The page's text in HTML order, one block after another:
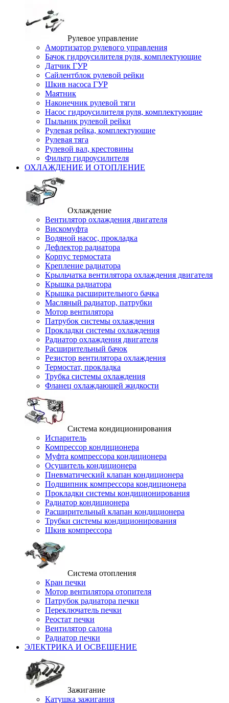
Рулевое управление
Амортизатор рулевого управления
Бачок гидроусилителя руля, комплектующие
Датчик ГУР
Сайлентблок рулевой рейки
Шкив насоса ГУР
Маятник
Наконечник рулевой тяги
Насос гидроусилителя руля, комплектующие
Пыльник рулевой рейки
Рулевая рейка, комплектующие
Рулевая тяга
Рулевой вал, крестовины
Фильтр гидроусилителя
ОХЛАЖДЕНИЕ И ОТОПЛЕНИЕ
Охлаждение
Вентилятор охлаждения двигателя
Вискомуфта
Водяной насос, прокладка
Дефлектор радиатора
Корпус термостата
Крепление радиатора
Крыльчатка вентилятора охлаждения двигателя
Крышка радиатора
Крышка расширительного бачка
Масляный радиатор, патрубки
Мотор вентилятора
Патрубок системы охлаждения
Прокладки системы охлаждения
Радиатор охлаждения двигателя
Расширительный бачок
Резистор вентилятора охлаждения
Термостат, прокладка
Трубка системы охлаждения
Фланец охлаждающей жидкости
Система кондиционирования
Испаритель
Компрессор кондиционера
Муфта компрессора кондиционера
Осушитель кондиционера
Пневматический клапан кондиционера
Подшипник компрессора кондиционера
Прокладки системы кондиционирования
Радиатор кондиционера
Расширительный клапан кондиционера
Трубки системы кондиционирования
Шкив компрессора
Система отопления
Кран печки
Мотор вентилятора отопителя
Патрубок радиатора печки
Переключатель печки
Реостат печки
Вентилятор салона
Радиатор печки
ЭЛЕКТРИКА И ОСВЕЩЕНИЕ
Зажигание
Катушка зажигания